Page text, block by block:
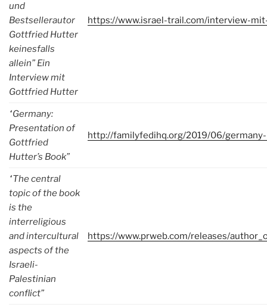
und
Bestsellerautor
Gottfried Hutter
keinesfalls
allein” Ein
Interview mit
Gottfried Hutter
https://www.israel-trail.com/interview-
“Germany:
Presentation of
Gottfried
Hutter’s Book”
http://familyfedihq.org/2019/06/
“The central
topic of the book
is the
interreligious
and intercultural
aspects of the
Israeli-
Palestinian
conflict”
https://www.prweb.com/releases/